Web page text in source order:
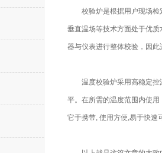
校验炉是根据用户现场检定
垂直温场等技术方面处于优
器与仪表进行整体校验，因
温度校验炉采用高稳定控温
平。在所需的温度范围内使
它于携带, 使用方便,易于快速